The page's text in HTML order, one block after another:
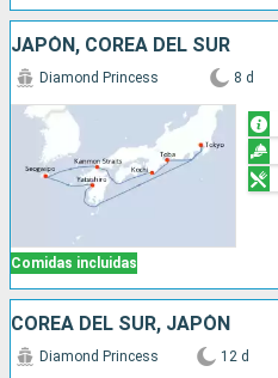
JAPÓN, COREA DEL SUR
Comidas incluidas
Diamond Princess 8 d
COREA DEL SUR, JAPÓN
Diamond Princess 12 d